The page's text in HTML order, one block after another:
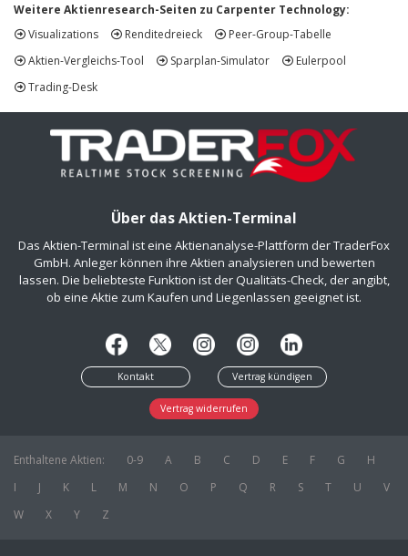
Weitere Aktienresearch-Seiten zu Carpenter Technology:
Visualizations
Renditedreieck
Peer-Group-Tabelle
Aktien-Vergleichs-Tool
Sparplan-Simulator
Eulerpool
Trading-Desk
Über das Aktien-Terminal
Das Aktien-Terminal ist eine Aktienanalyse-Plattform der TraderFox
GmbH. Anleger können ihre Aktien analysieren und bewerten
lassen. Die beliebteste Funktion ist der Qualitäts-Check, der angibt,
ob eine Aktie zum Kaufen und Liegenlassen geeignet ist.
Kontakt Vertrag kündigen
Vertrag widerrufen
Enthaltene Aktien: 0-9 A B C D E F G
H
I
J K L M N O P Q R S T U
V
W
X Y Z